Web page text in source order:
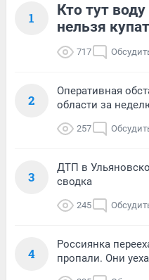
1
Кто тут
нельзя
717
2
Оперативная
области за
257
3
ДТП в
сводка
245
4
Россиянка
пропали. Они